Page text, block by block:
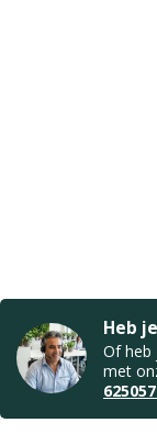
Heb
Of heb
met